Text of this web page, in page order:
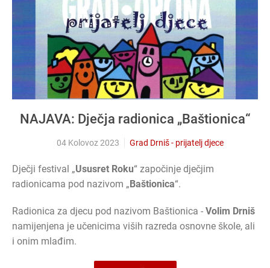
NAJAVA: Dječja radionica „Baštionica“
04 Kolovoz 2023 Grad Drniš - prijatelj djece
Dječji festival „Ususret Roku“ započinje dječjim
radionicama pod nazivom „ Baštionica“.
Radionica za djecu pod nazivom Baštionica - Volim Drniš
namijenjena je učenicima viših razreda osnovne škole, ali
i onim mlađim.